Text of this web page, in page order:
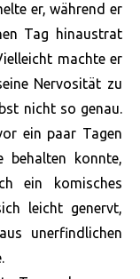
er, während er
Tag hinaustrat
machte er
Nervosität zu
nicht so genau.
ein paar Tagen
behalten konnte,
ein komisches
leicht genervt,
unerfindlichen